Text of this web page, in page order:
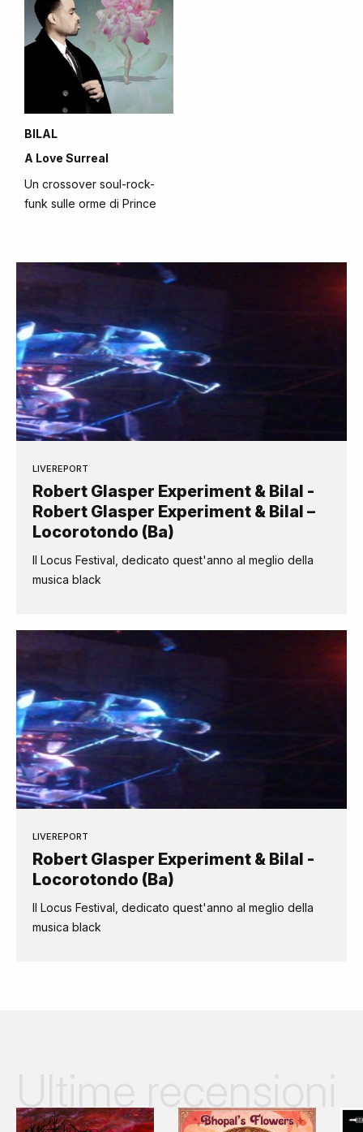
BILAL
A Love Surreal
Un crossover soul-rock-
funk sulle orme di Prince
LIVEREPORT
Robert Glasper Experiment & Bilal -
Robert Glasper Experiment & Bilal –
Locorotondo (Ba)
Il Locus Festival, dedicato quest'anno al meglio della
musica black
LIVEREPORT
Robert Glasper Experiment & Bilal -
Locorotondo (Ba)
Il Locus Festival, dedicato quest'anno al meglio della
musica black